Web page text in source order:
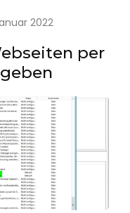
(UPN)
im
Active
Directory
2022
per